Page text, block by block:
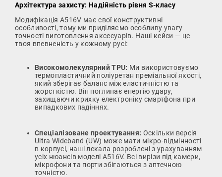
Архітектура захисту: Надійність рівня S-класу
Модифікація A516V має свої конструктивні
особливості, тому ми приділяємо особливу увагу
точності виготовлення аксесуарів. Наші кейси — це
твоя впевненість у кожному русі:
Високомолекулярний TPU: Ми використовуємо
термопластичний поліуретан преміальної якості,
який зберігає баланс між еластичністю та
жорсткістю. Він поглинає енергію удару,
захищаючи крихку електроніку смартфона при
випадкових падіннях.
Спеціалізоване проектування: Оскільки версія
Ultra Wideband (UW) може мати мікро-відмінності
в корпусі, наші лекала розроблені з урахуванням
усіх нюансів моделі A516V. Всі вирізи під камери,
мікрофони та порти збігаються з аптечною
точністю.